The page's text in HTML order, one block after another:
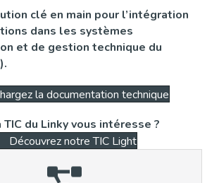
clé en main pour l’intégration
dans les systèmes
et de gestion technique du
la documentation technique
du Linky vous intéresse ?
Découvrez notre TIC Light